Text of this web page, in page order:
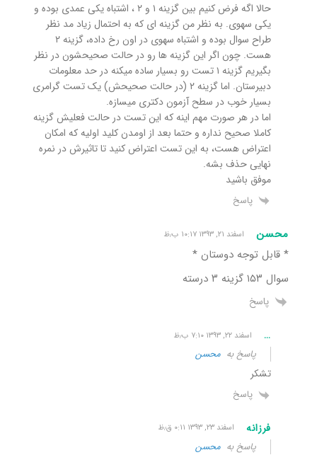
حالا اگه فرض کنیم بین گزینه ۱ و ۲ ، اشتباه یکی عمدی بوده و
یکی سهوی. به نظر من گزینه ای که به احتمال زیاد مد نظر
طراح سوال بوده و اشتباه سهوی در اون رخ داده، گزینه ۲
هست. چون اگر این گزینه ها رو در حالت صحیحشون در نظر
بگیریم گزینه ۱ تست رو بسیار ساده میکنه در حد معلومات
دبیرستان. اما گزینه ۲ (در حالت صحیحش) یک تست گرامری
بسیار خوب در سطح آزمون دکتری میسازه.
اما در هر صورت مهم اینه که این تست در حالت فعلیش گزینه
کاملا صحیح نداره و حتما بعد از اومدن کلید اولیه که امکان
اعتراض هست، به این تست اعتراض کنید تا تاثیرش در نمره
نهایی حذف بشه.
موفق باشید
پاسخ
محسن اسفند ۲۱, ۱۳۹۳ ۱۰:۱۷ ب٫ظ
* قابل توجه دوستان *
سوال ۱۵۳ گزینه ۳ درسته
پاسخ
… اسفند ۲۲, ۱۳۹۳ ۷:۱۰ ب٫ظ
پاسخ به محسن
تشکر
پاسخ
فرزانه اسفند ۲۳, ۱۳۹۳ ۰:۱۱ ق٫ظ
پاسخ به محسن